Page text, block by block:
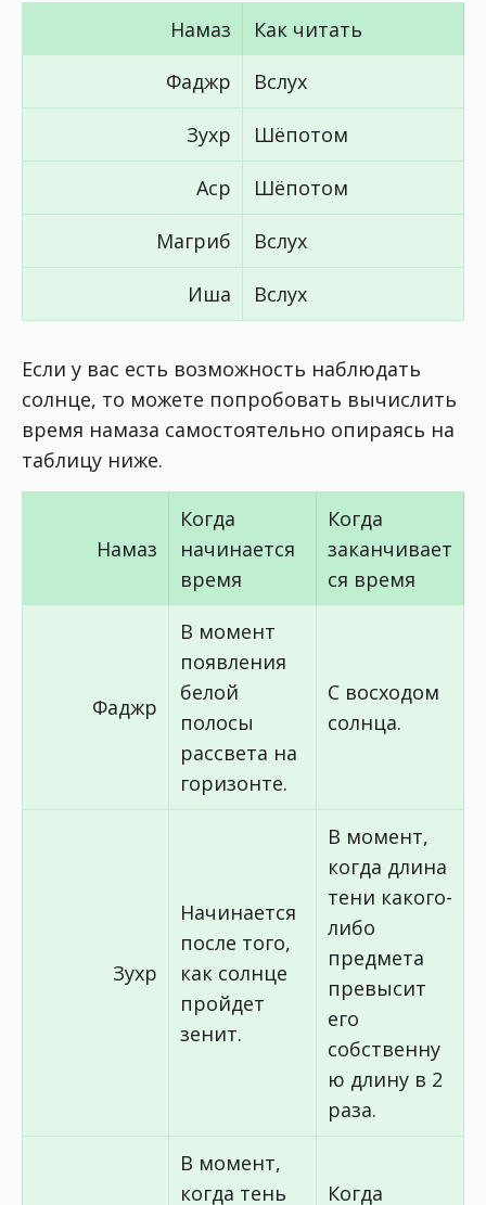
Намаз
Как читать
Фаджр
Вслух
Зухр Шёпотом
Аср Шёпотом
Магриб Вслух
Иша Вслух
Если у вас есть возможность наблюдать
солнце, то можете попробовать вычислить
время намаза самостоятельно опираясь на
таблицу ниже.
Намаз
Когда
начинается
время
Когда
заканчивает
ся время
Фаджр
В момент
появления
белой
полосы
рассвета на
горизонте.
С восходом
солнца.
Зухр
Начинается
после того,
как солнце
пройдет
зенит.
В момент,
когда длина
тени какого-
либо
предмета
превысит
его
собственну
ю длину в 2
раза.
В момент,
когда тень
Когда